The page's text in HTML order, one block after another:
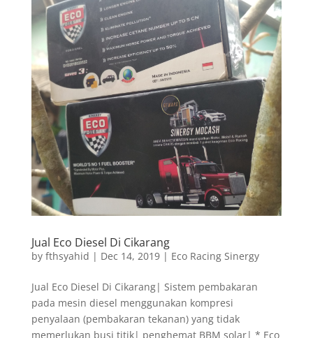
Jual Eco Diesel Di Cikarang
by fthsyahid | Dec 14, 2019| Eco Racing Sinergy
Jual Eco Diesel Di Cikarang| Sistem pembakaran
pada mesin diesel menggunakan kompresi
penyalaan (pembakaran tekanan) yang tidak
memerlukan busi titik| penghemat BBM solar| * Eco